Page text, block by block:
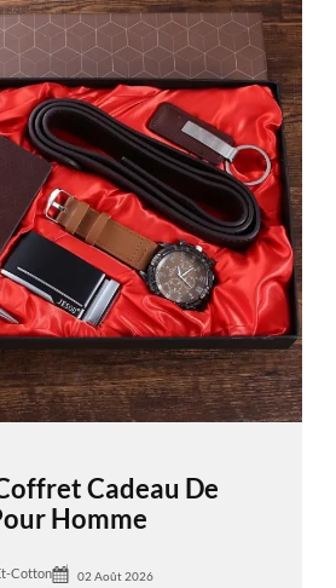
Cadeau De
Homme
Cotton 02 Août 2026